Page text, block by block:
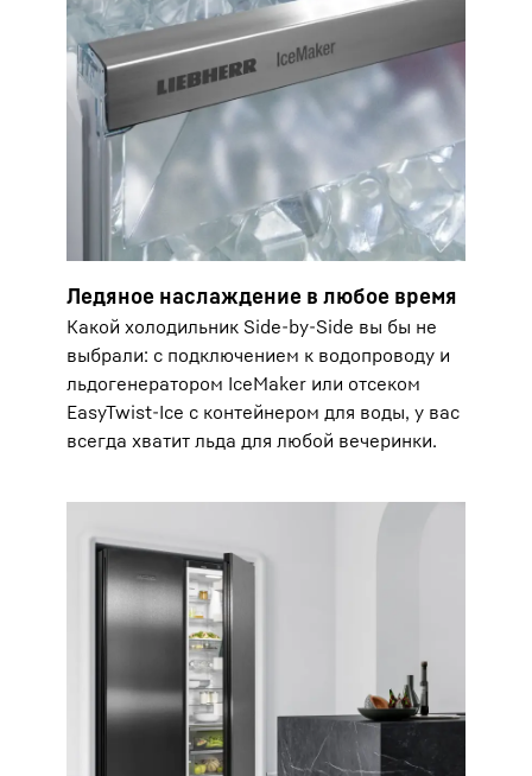
Ледяное наслаждение в любое время
Какой холодильник Side-by-Side вы бы не
выбрали: с подключением к водопроводу и
льдогенератором IceMaker или отсеком
EasyTwist-Ice с контейнером для воды, у вас
всегда хватит льда для любой вечеринки.